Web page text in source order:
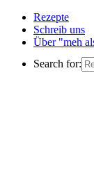
Rezepte
Schreib uns
Über "meh
Search for: